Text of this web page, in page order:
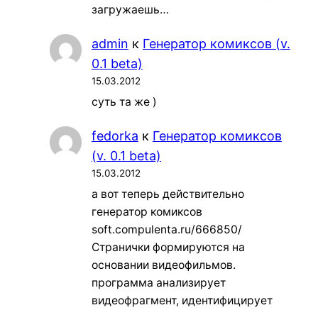
загружаешь…
admin к Генератор комиксов (v.
0.1 beta)
15.03.2012
суть та же )
fedorka к Генератор комиксов
(v. 0.1 beta)
15.03.2012
а вот теперь действительно
генератор комиксов
soft.compulenta.ru/666850/
Странички формируются на
основании видеофильмов.
программа анализирует
видеофрагмент, идентифицирует